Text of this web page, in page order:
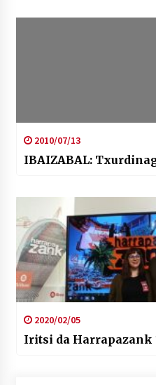
2010/07/13
IBAIZABAL:
2020/02/05
Iritsi da Harrapazank